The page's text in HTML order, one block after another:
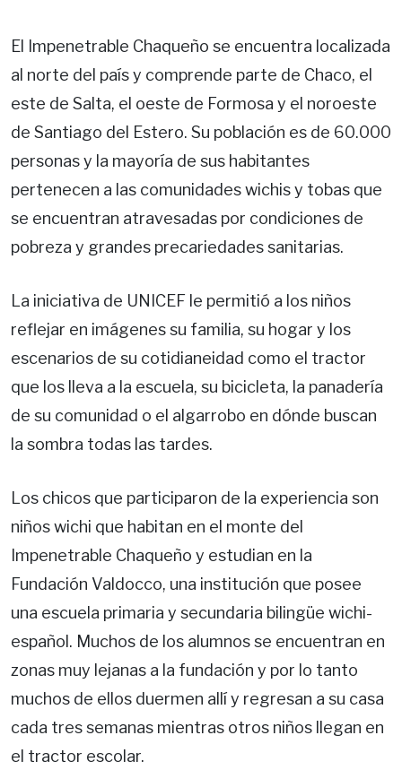
El Impenetrable Chaqueño se encuentra localizada
al norte del país y comprende parte de Chaco, el
este de Salta, el oeste de Formosa y el noroeste
de Santiago del Estero. Su población es de 60.000
personas y la mayoría de sus habitantes
pertenecen a las comunidades wichis y tobas que
se encuentran atravesadas por condiciones de
pobreza y grandes precariedades sanitarias.
La iniciativa de UNICEF le permitió a los niños
reflejar en imágenes su familia, su hogar y los
escenarios de su cotidianeidad como el tractor
que los lleva a la escuela, su bicicleta, la panadería
de su comunidad o el algarrobo en dónde buscan
la sombra todas las tardes.
Los chicos que participaron de la experiencia son
niños wichi que habitan en el monte del
Impenetrable Chaqueño y estudian en la
Fundación Valdocco, una institución que posee
una escuela primaria y secundaria bilingüe wichi-
español. Muchos de los alumnos se encuentran en
zonas muy lejanas a la fundación y por lo tanto
muchos de ellos duermen allí y regresan a su casa
cada tres semanas mientras otros niños llegan en
el tractor escolar.